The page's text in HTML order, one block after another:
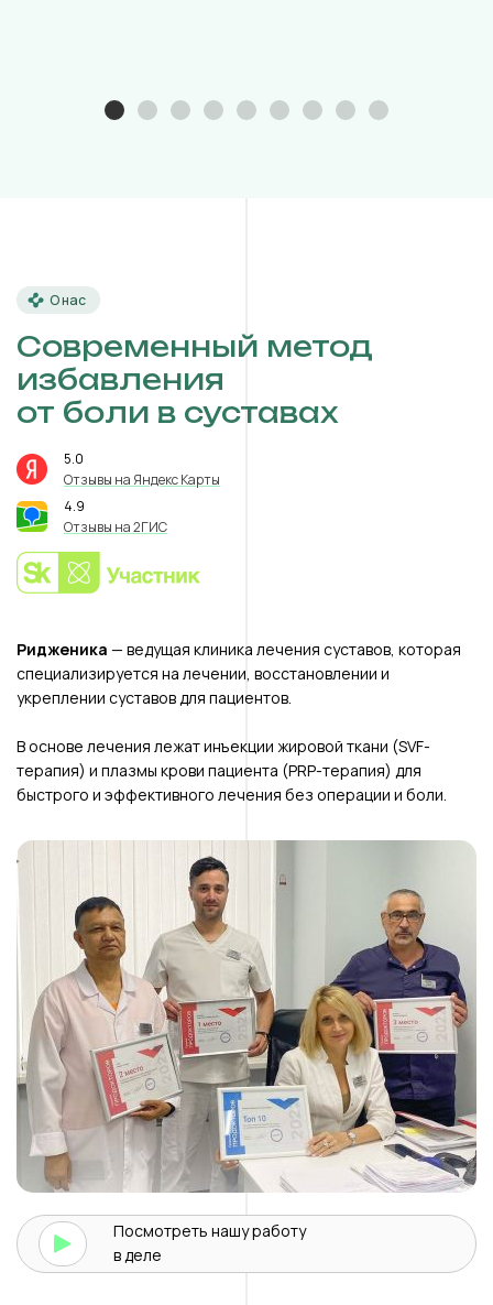
О нас
Современный метод
избавления
от боли в суставах
5.0
Отзывы на Яндекс Карты
4.9
Отзывы на 2ГИС
Ридженика — ведущая клиника лечения суставов, которая
специализируется на лечении, восстановлении и
укреплении суставов для пациентов.
В основе лечения лежат инъекции жировой ткани (SVF-
терапия) и плазмы крови пациента (PRP-терапия) для
быстрого и эффективного лечения без операции и боли.
Посмотреть нашуработу
в деле